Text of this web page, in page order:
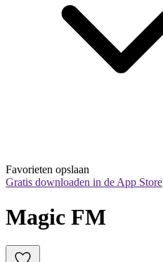
Favorieten opslaan
Gratis downloaden in de App Store
Magic FM